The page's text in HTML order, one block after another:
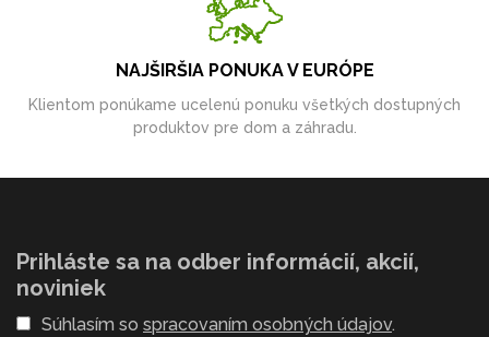
NAJŠIRŠIA PONUKA V EURÓPE
Klientom ponúkame ucelenú ponuku všetkých dostupných
produktov pre dom a záhradu.
Prihláste sa na odber informácií, akcií,
noviniek
Súhlasím so spracovaním osobných údajov.